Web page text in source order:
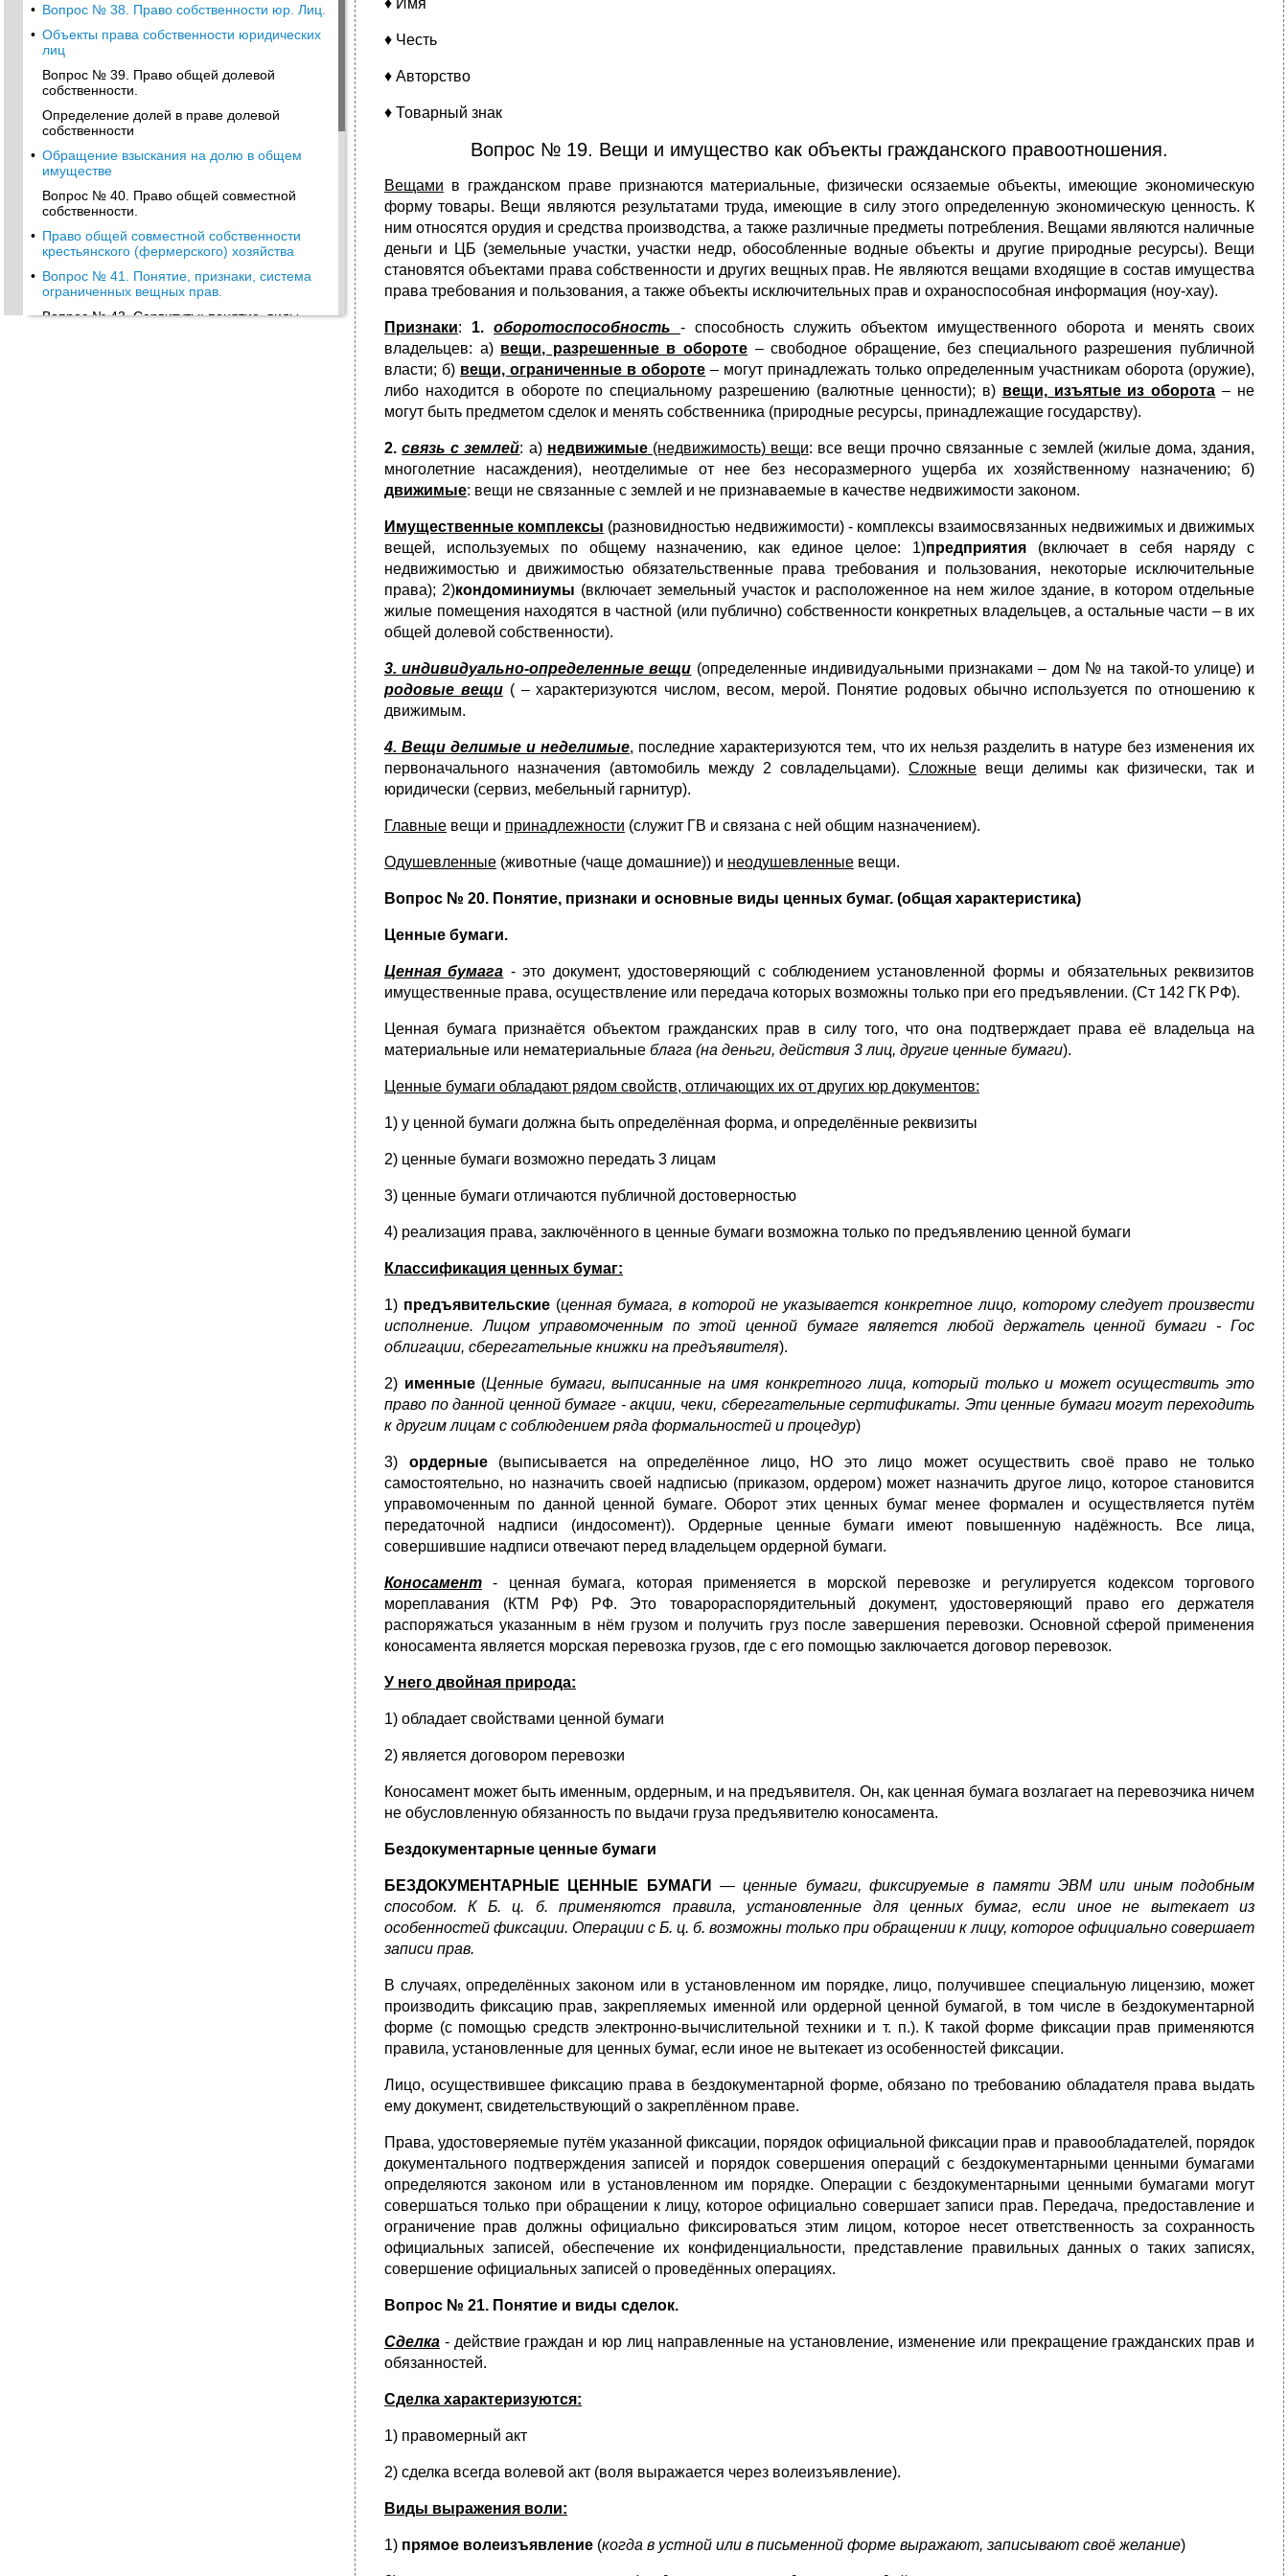
• Вопрос № 38. Право собственности юр. Лиц.
• Объекты права собственности юридических
лиц
Вопрос № 39. Право общей долевой
собственности.
Определение долей в праве долевой
собственности
• Обращение взыскания на долю в общем
имуществе
Вопрос № 40. Право общей совместной
собственности.
• Право общей совместной собственности
крестьянского (фермерского) хозяйства
• Вопрос № 41. Понятие, признаки, система
ограниченных вещных прав.
Вопрос № 43. Сервитуты: понятие, виды,
♦ Честь
♦ Авторство
♦ Товарный знак
Вопрос № 19. Вещи и имущество как объекты гражданского правоотношения.
Вещами в гражданском праве признаются материальные, физически осязаемые объекты, имеющие экономическую
форму товары. Вещи являются результатами труда, имеющие в силу этого определенную экономическую ценность. К
ним относятся орудия и средства производства, а также различные предметы потребления. Вещами являются наличные
деньги и ЦБ (земельные участки, участки недр, обособленные водные объекты и другие природные ресурсы). Вещи
становятся объектами права собственности и других вещных прав. Не являются вещами входящие в состав имущества
права требования и пользования, а также объекты исключительных прав и охраноспособная информация (ноу-хау).
Признаки: 1. оборотоспособность
- способность служить объектом имущественного оборота и менять своих
владельцев: а) вещи, разрешенные в обороте– свободное обращение, без специального разрешения публичной
власти; б) вещи, ограниченные в обороте – могут принадлежать только определенным участникам оборота (оружие),
либо находится в обороте по специальному разрешению (валютные ценности); в) вещи, изъятые из оборота – не
могут быть предметом сделок и менять собственника (природные ресурсы, принадлежащие государству).
2. связь с землей: а) недвижимые(недвижимость) вещи: все вещи прочно связанные с землей (жилые дома, здания,
многолетние насаждения), неотделимые от нее без несоразмерного ущерба их хозяйственному назначению; б)
движимые: вещи не связанные с землей и не признаваемые в качестве недвижимости законом.
Имущественные комплексы (разновидностью недвижимости) - комплексы взаимосвязанных недвижимых и движимых
вещей, используемых по общему назначению, как единое целое: 1)предприятия(включает в себя наряду с
недвижимостью и движимостью обязательственные права требования и пользования, некоторые исключительные
права); 2)кондоминиумы (включает земельный участок и расположенное на нем жилое здание, в котором отдельные
жилые помещения находятся в частной (или публично) собственности конкретных владельцев, а остальные части – в их
общей долевой собственности).
3. индивидуально-определенные вещи (определенные индивидуальными признаками – дом № на такой-то улице) и
родовые вещи( – характеризуются числом, весом, мерой. Понятие родовых обычно используется по отношению к
движимым.
4. Вещи делимые и неделимые, последние характеризуются тем, что их нельзя разделить в натуре без изменения их
первоначального назначения (автомобиль между 2 совладельцами). Сложные вещи делимы как физически, так и
юридически (сервиз, мебельный гарнитур).
Главные вещи и принадлежности (служит ГВ и связана с ней общим назначением).
Одушевленные (животные (чаще домашние)) и неодушевленные вещи.
Вопрос № 20. Понятие, признаки и основные виды ценных бумаг. (общая характеристика)
Ценные бумаги.
Ценная бумага - это документ, удостоверяющий с соблюдением установленной формы и обязательных реквизитов
имущественные права, осуществление или передача которых возможны только при его предъявлении. (Ст 142 ГК РФ).
Ценная бумага признаётся объектом гражданских прав в силу того, что она подтверждает права её владельца на
материальные или нематериальные блага (на деньги, действия 3 лиц, другие ценные бумаги).
Ценные бумаги обладают рядом свойств, отличающих их от других юр документов:
1) у ценной бумаги должна быть определённая форма, и определённые реквизиты
2) ценные бумаги возможно передать 3 лицам
3) ценные бумаги отличаются публичной достоверностью
4) реализация права, заключённого в ценные бумаги возможна только по предъявлению ценной бумаги
Классификация ценных бумаг:
1) предъявительские(ценная бумага, в которой не указывается конкретное лицо, которому следует произвести
исполнение. Лицом управомоченным по этой ценной бумаге является любой держатель ценной бумаги - Гос
облигации, сберегательные книжки на предъявителя).
2) именные(Ценные бумаги, выписанные на имя конкретного лица, который только и может осуществить это
право по данной ценной бумаге - акции, чеки, сберегательные сертификаты. Эти ценные бумаги могут переходить
к другим лицам с соблюдением ряда формальностей и процедур)
3) ордерные(выписывается на определённое лицо, НО это лицо может осуществить своё право не только
самостоятельно, но назначить своей надписью (приказом, ордером) может назначить другое лицо, которое становится
управомоченным по данной ценной бумаге. Оборот этих ценных бумаг менее формален и осуществляется путём
передаточной надписи (индосомент)). Ордерные ценные бумаги имеют повышенную надёжность. Все лица,
совершившие надписи отвечают перед владельцем ордерной бумаги.
Коносамент - ценная бумага, которая применяется в морской перевозке и регулируется кодексом торгового
мореплавания (КТМ РФ) РФ. Это товарораспорядительный документ, удостоверяющий право его держателя
распоряжаться указанным в нём грузом и получить груз после завершения перевозки. Основной сферой применения
коносамента является морская перевозка грузов, где с его помощью заключается договор перевозок.
У него двойная природа:
1) обладает свойствами ценной бумаги
2) является договором перевозки
Коносамент может быть именным, ордерным, и на предъявителя. Он, как ценная бумага возлагает на перевозчика ничем
не обусловленную обязанность по выдачи груза предъявителю коносамента.
Бездокументарные ценные бумаги
БЕЗДОКУМЕНТАРНЫЕ ЦЕННЫЕ БУМАГИ —ценные бумаги, фиксируемые в памяти ЭВМ или иным подобным
способом. К Б. ц. б. применяются правила, установленные для ценных бумаг, если иное не вытекает из
особенностей фиксации. Операции с Б. ц. б. возможны только при обращении к лицу, которое официально совершает
записи прав.
В случаях, определённых законом или в установленном им порядке, лицо, получившее специальную лицензию, может
производить фиксацию прав, закрепляемых именной или ордерной ценной бумагой, в том числе в бездокументарной
форме (с помощью средств электронно-вычислительной техники и т. п.). К такой форме фиксации прав применяются
правила, установленные для ценных бумаг, если иное не вытекает из особенностей фиксации.
Лицо, осуществившее фиксацию права в бездокументарной форме, обязано по требованию обладателя права выдать
ему документ, свидетельствующий о закреплённом праве.
Права, удостоверяемые путём указанной фиксации, порядок официальной фиксации прав и правообладателей, порядок
документального подтверждения записей и порядок совершения операций с бездокументарными ценными бумагами
определяются законом или в установленном им порядке. Операции с бездокументарными ценными бумагами могут
совершаться только при обращении к лицу, которое официально совершает записи прав. Передача, предоставление и
ограничение прав должны официально фиксироваться этим лицом, которое несет ответственность за сохранность
официальных записей, обеспечение их конфиденциальности, представление правильных данных о таких записях,
совершение официальных записей о проведённых операциях.
Вопрос № 21. Понятие и виды сделок.
Сделка - действие граждан и юр лиц направленные на установление, изменение или прекращение гражданских прав и
обязанностей.
Сделка характеризуются:
1) правомерный акт
2) сделка всегда волевой акт (воля выражается через волеизъявление).
Виды выражения воли:
1) прямое волеизъявление (когда в устной или в письменной форме выражают, записывают своё желание)